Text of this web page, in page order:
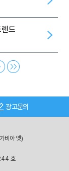
드
광고문의
비아 앳)
호